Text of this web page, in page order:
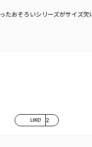
たおそろいシリーズがサイズ
LIKE! 2
ックの２色展開です。
ボトムスセット